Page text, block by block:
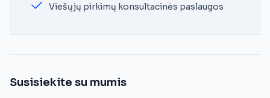
Viešųjų pirkimų konsultacinės paslaugos
Susisiekite su mumis